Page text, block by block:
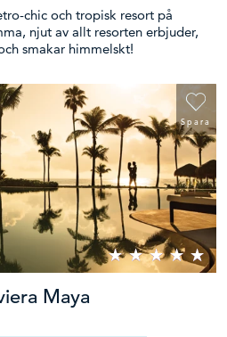
chic och tropisk resort på
njut av allt resorten erbjuder,
smakar himmelskt!
Spara
Maya